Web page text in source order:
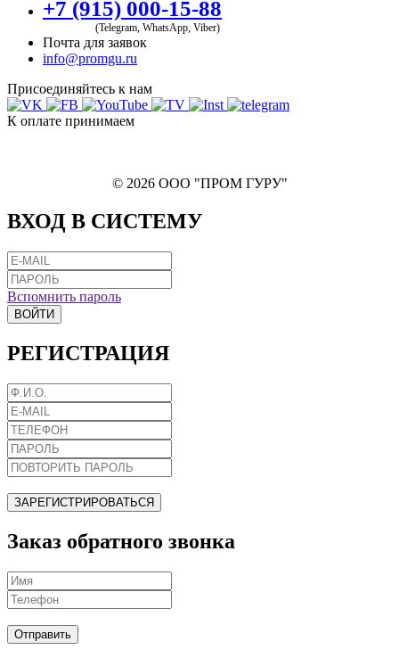
+7 (915) 000-15-88
(Telegram, WhatsApp, Viber)
Почта для заявок
info@promgu.ru
Присоединяйтесь к нам
К оплате принимаем
© 2026 ООО "ПРОМ ГУРУ"
ВХОД В СИСТЕМУ
Вспомнить пароль
ВОЙТИ
РЕГИСТРАЦИЯ
ЗАРЕГИСТРИРОВАТЬСЯ
Заказ обратного звонка
Отправить